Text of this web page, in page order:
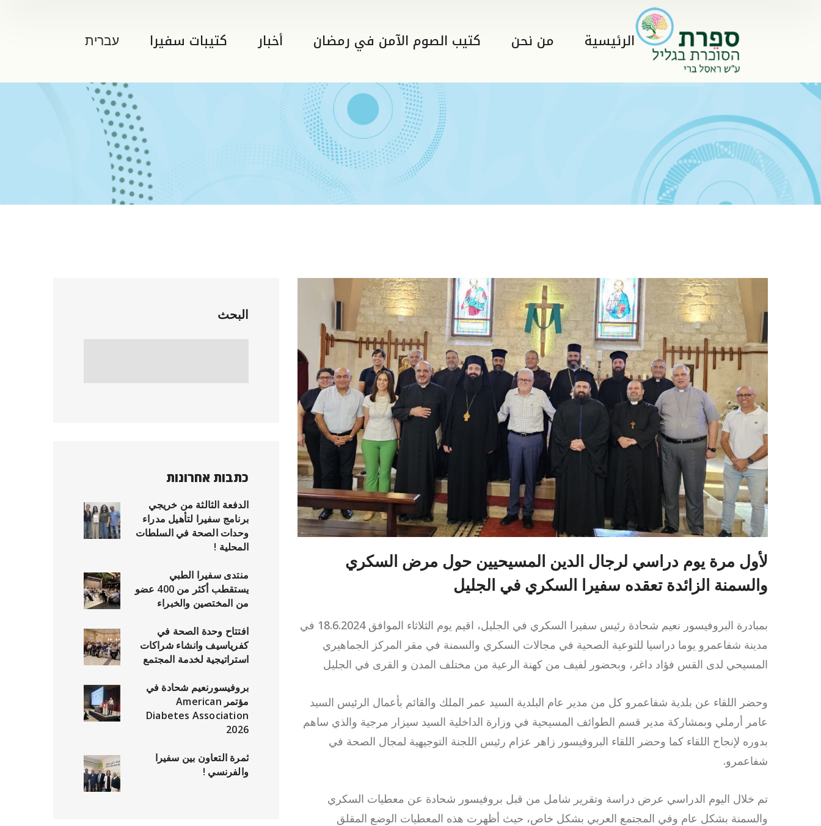
الرئيسية من نحن كتيب الصوم الآمن في رمضان أخبار كتيبات سفيرا עברית
لأول مرة يوم دراسي لرجال الدين المسيحيين حول مرض السكري
والسمنة الزائدة تعقده سفيرا السكري في الجليل
بمبادرة البروفيسور نعيم شحادة رئيس سفيرا السكري في الجليل، اقيم يوم الثلاثاء الموافق 18.6.2024 في
مدينة شفاعمرو يوما دراسيا للتوعية الصحية في مجالات السكري والسمنة في مقر المركز الجماهيري
المسيحي لدى القس فؤاد داغر، وبحضور لفيف من كهنة الرعية من مختلف المدن و القرى في الجليل
وحضر اللقاء عن بلدية شفاعمرو كل من مدير عام البلدية السيد عمر الملك والقائم بأعمال الرئيس السيد
عامر أرملي وبمشاركة مدير قسم الطوائف المسيحية في وزارة الداخلية السيد سيزار مرجية والذي ساهم
بدوره لإنجاح اللقاء كما وحضر اللقاء البروفيسور زاهر عزام رئيس اللجنة التوجيهية لمجال الصحة في
شفاعمرو.
تم خلال اليوم الدراسي عرض دراسة وتقرير شامل من قبل بروفيسور شحادة عن معطيات السكري
والسمنة بشكل عام وفي المجتمع العربي بشكل خاص، حيث أظهرت هذه المعطيات الوضع المقلق
البحث
כתבות אחרונות
الدفعة الثالثة من خريجي
برنامج سفيرا لتأهيل مدراء
وحدات الصحة في السلطات
المحلية !
منتدى سفيرا الطبي
يستقطب أكثر من 400 عضو
من المختصين والخبراء
افتتاح وحدة الصحة في
كفرياسيف وانشاء شراكات
استراتيجية لخدمة المجتمع
بروفيسورنعيم شحادة في
مؤتمر American
Diabetes Association
2026
ثمرة التعاون بين سفيرا
والفرنسي !